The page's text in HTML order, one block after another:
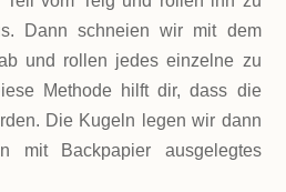
Dann schneien wir mit dem
und rollen jedes einzelne zu
Methode hilft dir, dass die
Die Kugeln legen wir dann
mit Backpapier ausgelegtes